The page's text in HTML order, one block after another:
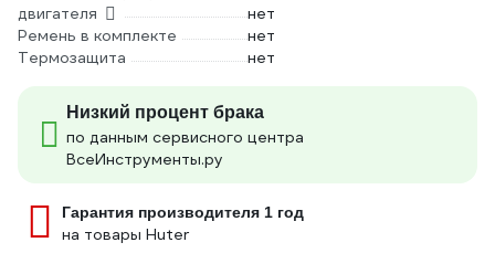
двигателя
нет
Ремень в комплекте
нет
Термозащита
нет
Низкий процент брака
по данным сервисного центра
ВсеИнструменты.ру
Гарантия производителя 1 год
на товары Huter